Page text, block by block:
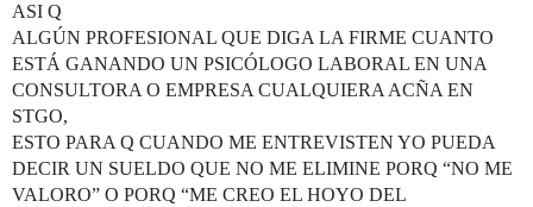
ASI Q
ALGÚN PROFESIONAL QUE DIGA LA FIRME CUANTO
ESTÁ GANANDO UN PSICÓLOGO LABORAL EN UNA
CONSULTORA O EMPRESA CUALQUIERA ACÑA EN
STGO,
ESTO PARA Q CUANDO ME ENTREVISTEN YO PUEDA
DECIR UN SUELDO QUE NO ME ELIMINE PORQ “NO ME
VALORO” O PORQ “ME CREO EL HOYO DEL